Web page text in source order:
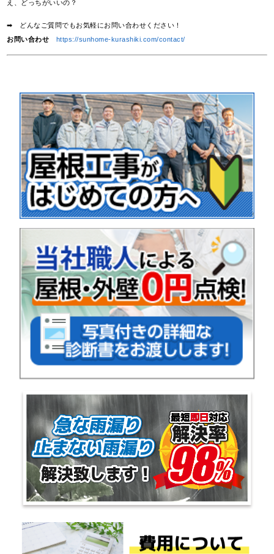
え、どっちがいいの？
➡ どんなご質問でもお気軽にお問い合わせください！
お問い合わせ
https://sunhome-kurashiki.com/contact/